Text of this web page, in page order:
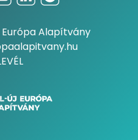
Európa Alapítvány